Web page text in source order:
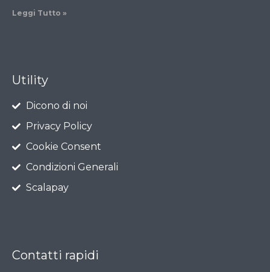
Leggi Tutto »
Utility
Dicono di noi
Privacy Policy
Cookie Consent
Condizioni Generali
Scalapay
Contatti rapidi